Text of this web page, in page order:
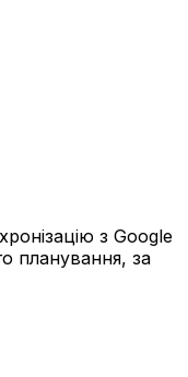
з Google
планування, за